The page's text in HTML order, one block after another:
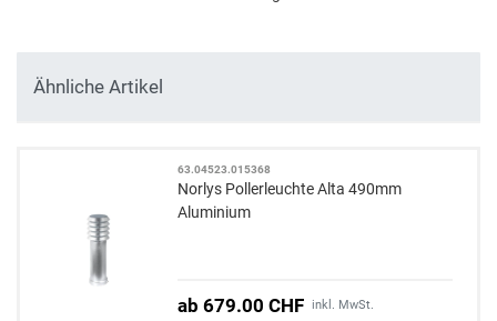
Ähnliche Artikel
63.04523.015368
Norlys Pollerleuchte Alta 490mm
Aluminium
ab 679.00 CHF inkl. MwSt.